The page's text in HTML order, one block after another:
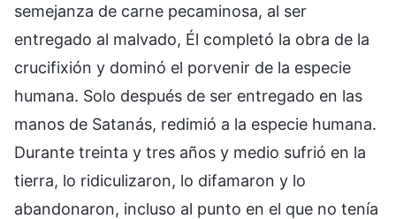
semejanza de carne pecaminosa, al ser
entregado al malvado, Él completó la obra de la
crucifixión y dominó el porvenir de la especie
humana. Solo después de ser entregado en las
manos de Satanás, redimió a la especie humana.
Durante treinta y tres años y medio sufrió en la
tierra, lo ridiculizaron, lo difamaron y lo
abandonaron, incluso al punto en el que no tenía